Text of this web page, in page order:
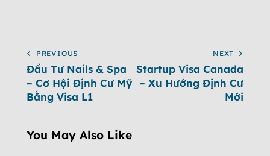
PREVIOUS
Đầu Tư Nails & Spa
– Cơ Hội Định Cư Mỹ
Bằng Visa L1
NEXT
Startup Visa Canada
– Xu Hướng Định Cư
Mới
You May Also Like